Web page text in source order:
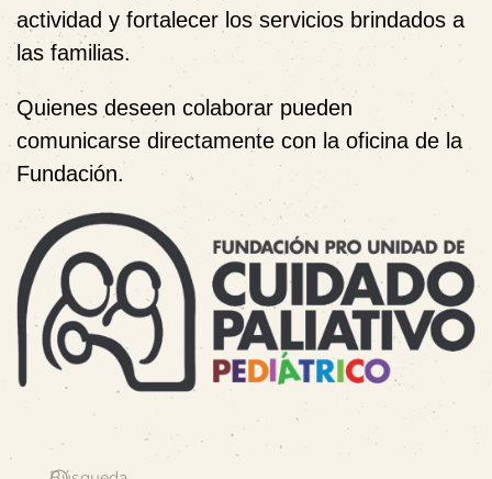
actividad y fortalecer los servicios brindados a
las familias.
Quienes deseen colaborar pueden
comunicarse directamente con la oficina de la
Fundación.